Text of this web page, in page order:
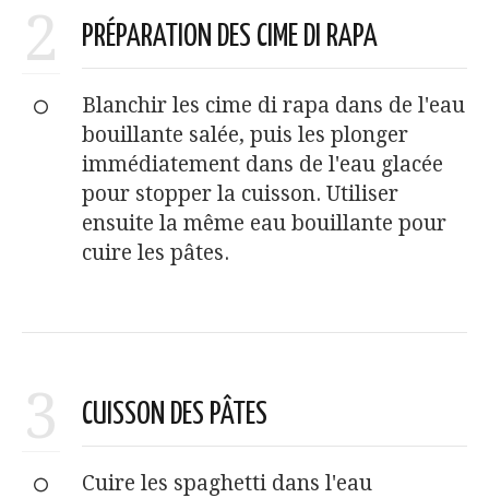
2 PRÉPARATION DES CIME DI RAPA
Blanchir les cime di rapa dans de l'eau
bouillante salée, puis les plonger
immédiatement dans de l'eau glacée
pour stopper la cuisson. Utiliser
ensuite la même eau bouillante pour
cuire les pâtes.
3 CUISSON DES PÂTES
Cuire les spaghetti dans l'eau